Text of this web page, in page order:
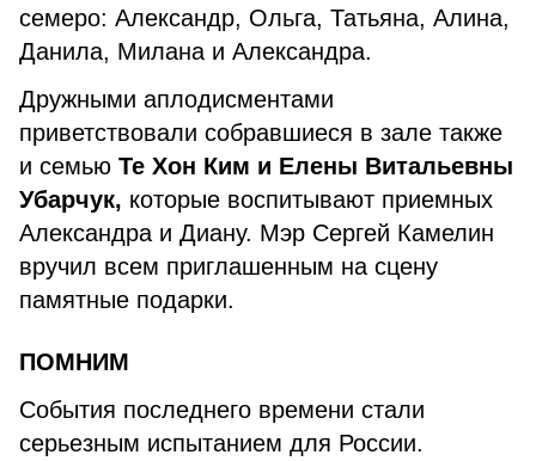
семеро: Александр, Ольга, Татьяна, Алина,
Данила, Милана и Александра.
Дружными аплодисментами
приветствовали собравшиеся в зале также
и семью Те Хон Ким и Елены Витальевны
Убарчук, которые воспитывают приемных
Александра и Диану. Мэр Сергей Камелин
вручил всем приглашенным на сцену
памятные подарки.
ПОМНИМ
События последнего времени стали
серьезным испытанием для России.